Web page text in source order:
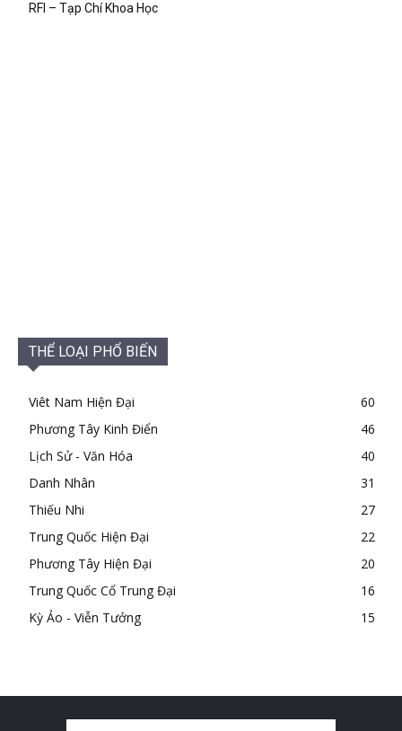
RFI – Tạp Chí Khoa Học
THỂ LOẠI PHỔ BIẾN
Viêt Nam Hiện Đại
60
Phương Tây Kinh Điển
46
Lịch Sử - Văn Hóa
40
Danh Nhân
31
Thiếu Nhi
27
Trung Quốc Hiện Đại
22
Phương Tây Hiện Đại
20
Trung Quốc Cổ Trung Đại
16
Kỳ Ảo - Viễn Tưởng
15